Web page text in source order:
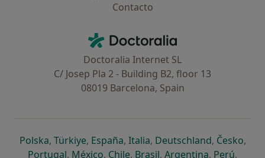
Contacto
Doctoralia - Homepage
Doctoralia Internet SL
C/ Josep Pla 2 - Building B2, floor 13
08019 Barcelona, Spain
Polskaabre num novo separador
, Türkiyeabre num novo separador
, Españaabre num novo separador
, Italiaabre num novo
, Deutschlandabre num
, Česko,
Portugalabre num novo separador
, Méxicoabre num novo separador
, Chileabre num novo separador
, Brasilabre num novo
, Argentinaabre num
, Perúabre
,